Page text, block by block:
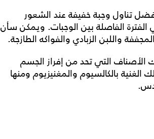
تناول وجبة خفيفة عند الشعور
الفترة الفاصلة بين الوجبات. ويمكن سأن
واللبن الزبادي والفواكه الطازجة.
التي تحد من إفراز الجسم
الغنية بالكالسيوم والمغنيزيوم ومنها